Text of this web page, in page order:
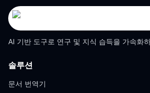
AI 기반 도구로 연구 및 지식 습득을 가속화
솔루션
문서 번역기